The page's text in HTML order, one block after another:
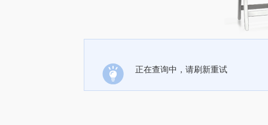
正在查询中，请刷新重试